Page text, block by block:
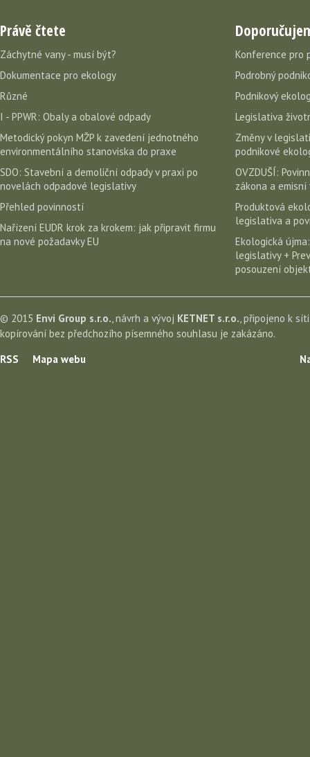
Právě čtete
Záchytné vany - musí být?
Dokumentace pro ekology
Různé
I - PPWR: Obaly a obalové odpady
Metodický pokyn MŽP k zavedení jednotného
environmentálního stanoviska do praxe
SDO: Stavební a demoliční odpady v praxi po
novelách odpadové legislativy
Přehled povinností
Nařízení EUDR krok za krokem: jak připravit firmu
na nové požadavky EU
Konference pro
Podrobný
Podnikový
Legislativa
Změny v
podnikové
OVZDUŠÍ:
zákona a emisní
Produktová
legislativa a
Ekologická
legislativy +
posouzení
© 2015 Envi Group s.r.o., návrh a vývoj KETNET s.r.o., připojeno k
kopírování bez předchozího písemného souhlasu je zakázáno.
RSS
Mapa webu